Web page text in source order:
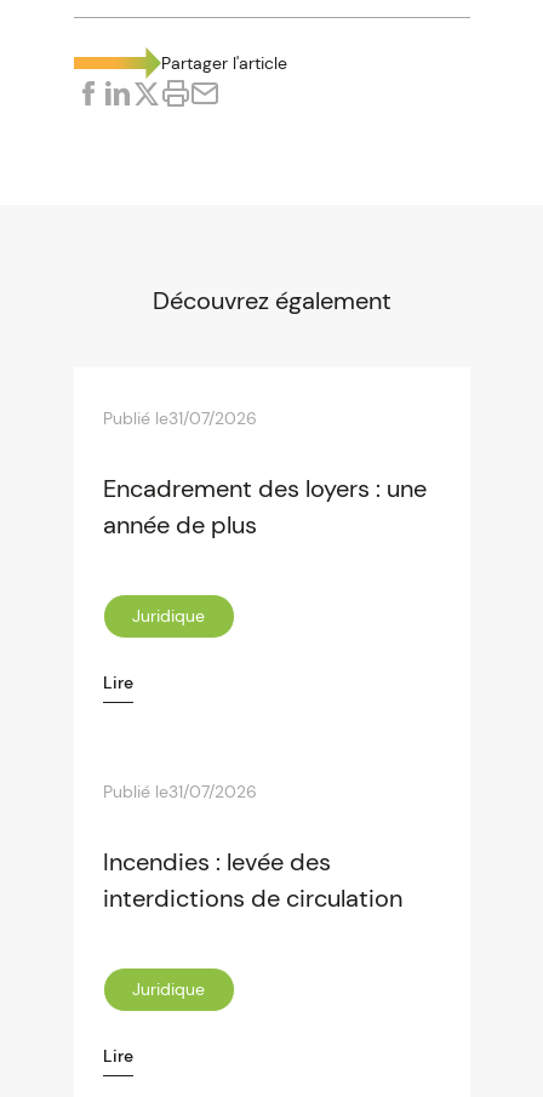
Partager l'article
Découvrez également
Publié le31/07/2026
Encadrement des loyers : une
année de plus
Juridique
Lire
Publié le31/07/2026
Incendies : levée des
interdictions de circulation
Juridique
Lire